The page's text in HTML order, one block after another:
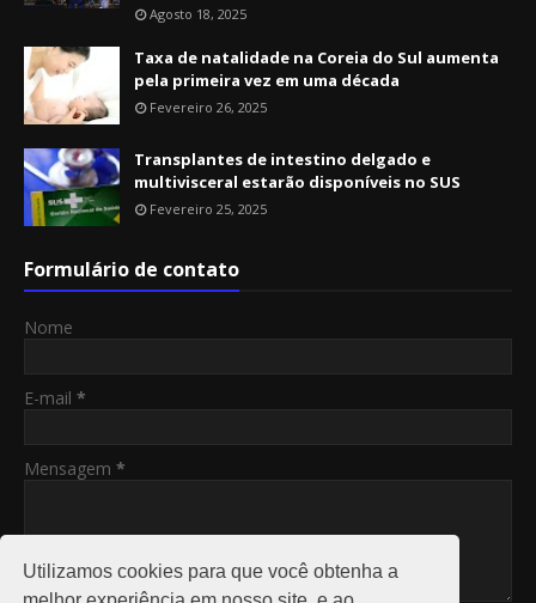
Utilizamos cookies para que você obtenha a
Agosto 18, 2025
Taxa de natalidade na Coreia do Sul aumenta
pela primeira vez em uma década
Fevereiro 26, 2025
Transplantes de intestino delgado e
multivisceral estarão disponíveis no SUS
Fevereiro 25, 2025
Formulário de contato
Nome
E-mail *
Mensagem *